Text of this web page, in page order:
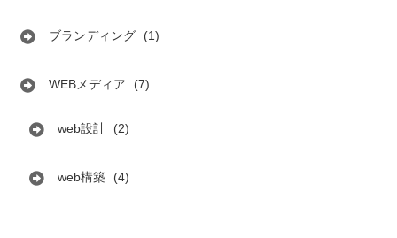
ブランディング (1)
WEBメディア (7)
web設計 (2)
web構築 (4)